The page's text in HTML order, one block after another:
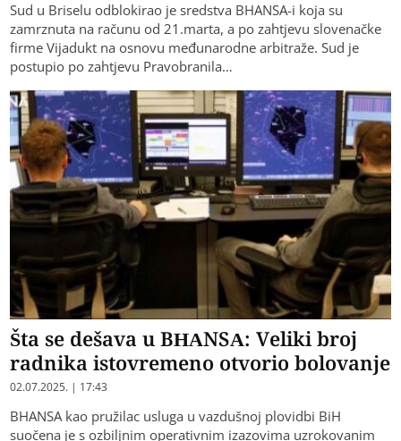
Sud u Briselu odblokirao je sredstva BHANSA-i koja su
zamrznuta na računu od 21.marta, a po zahtjevu slovenačke
firme Vijadukt na osnovu međunarodne arbitraže. Sud je
postupio po zahtjevu Pravobranila…
Šta se dešava u BHANSA: Veliki broj
radnika istovremeno otvorio bolovanje
02.07.2025. | 17:43
BHANSA kao pružilac usluga u vazdušnoj plovidbi BiH
suočena je s ozbiljnim operativnim izazovima uzrokovanim